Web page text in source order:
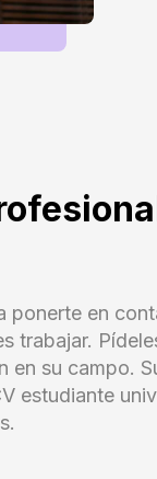
ponerte en
trabajar.
en su campo.
estudiante